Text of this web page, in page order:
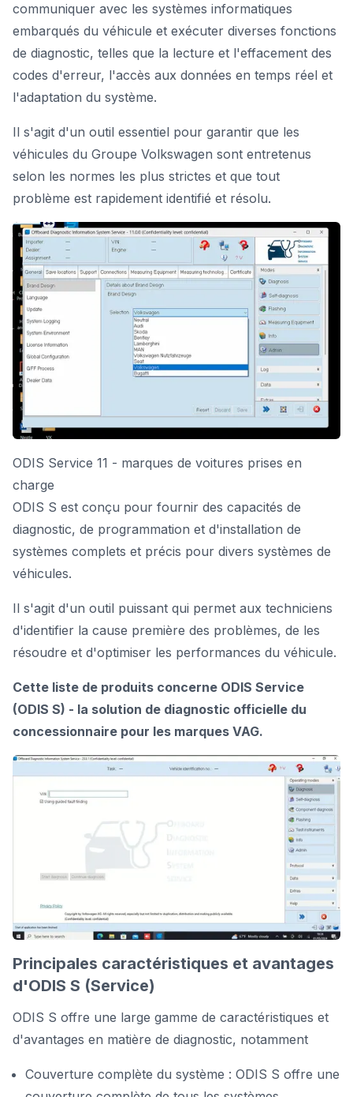
communiquer avec les systèmes informatiques
embarqués du véhicule et exécuter diverses fonctions
de diagnostic, telles que la lecture et l'effacement des
codes d'erreur, l'accès aux données en temps réel et
l'adaptation du système.
Il s'agit d'un outil essentiel pour garantir que les
véhicules du Groupe Volkswagen sont entretenus
selon les normes les plus strictes et que tout
problème est rapidement identifié et résolu.
ODIS Service 11 - marques de voitures prises en
charge
ODIS S est conçu pour fournir des capacités de
diagnostic, de programmation et d'installation de
systèmes complets et précis pour divers systèmes de
véhicules.
Il s'agit d'un outil puissant qui permet aux techniciens
d'identifier la cause première des problèmes, de les
résoudre et d'optimiser les performances du véhicule.
Cette liste de produits concerne ODIS Service
(ODIS S) - la solution de diagnostic officielle du
concessionnaire pour les marques VAG.
Principales caractéristiques et avantages
d'ODIS S (Service)
ODIS S offre une large gamme de caractéristiques et
d'avantages en matière de diagnostic, notamment
Couverture complète du système : ODIS S offre une